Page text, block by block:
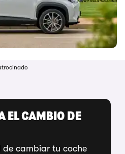
EL CAMBIO DE
cambiar tu coche